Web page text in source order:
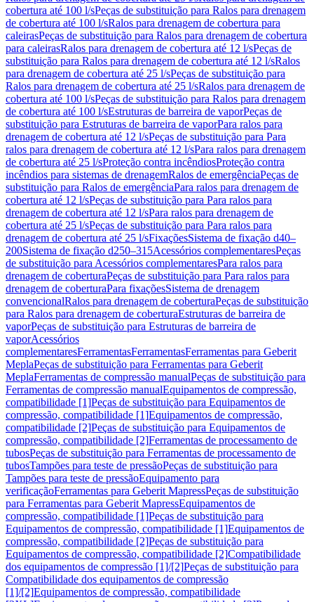
cobertura até 100 l/sPeças de substituição para Ralos para drenagem
de cobertura até 100 l/sRalos para drenagem de cobertura para
caleirasPeças de substituição para Ralos para drenagem de cobertura
para caleirasRalos para drenagem de cobertura até 12 l/sPeças de
substituição para Ralos para drenagem de cobertura até 12 l/sRalos
para drenagem de cobertura até 25 l/sPeças de substituição para
Ralos para drenagem de cobertura até 25 l/sRalos para drenagem de
cobertura até 100 l/sPeças de substituição para Ralos para drenagem
de cobertura até 100 l/sEstruturas de barreira de vaporPeças de
substituição para Estruturas de barreira de vaporPara ralos para
drenagem de cobertura até 12 l/sPeças de substituição para Para
ralos para drenagem de cobertura até 12 l/sPara ralos para drenagem
de cobertura até 25 l/sProteção contra incêndiosProteção contra
incêndios para sistemas de drenagemRalos de emergênciaPeças de
substituição para Ralos de emergênciaPara ralos para drenagem de
cobertura até 12 l/sPeças de substituição para Para ralos para
drenagem de cobertura até 12 l/sPara ralos para drenagem de
cobertura até 25 l/sPeças de substituição para Para ralos para
drenagem de cobertura até 25 l/sFixaçõesSistema de fixação d40–
200Sistema de fixação d250–315Acessórios complementaresPeças
de substituição para Acessórios complementaresPara ralos para
drenagem de coberturaPeças de substituição para Para ralos para
drenagem de coberturaPara fixaçõesSistema de drenagem
convencionalRalos para drenagem de coberturaPeças de substituição
para Ralos para drenagem de coberturaEstruturas de barreira de
vaporPeças de substituição para Estruturas de barreira de
vaporAcessórios
complementaresFerramentasFerramentasFerramentas para Geberit
MeplaPeças de substituição para Ferramentas para Geberit
MeplaFerramentas de compressão manualPeças de substituição para
Ferramentas de compressão manualEquipamentos de compressão,
compatibilidade [1]Peças de substituição para Equipamentos de
compressão, compatibilidade [1]Equipamentos de compressão,
compatibilidade [2]Peças de substituição para Equipamentos de
compressão, compatibilidade [2]Ferramentas de processamento de
tubosPeças de substituição para Ferramentas de processamento de
tubosTampões para teste de pressãoPeças de substituição para
Tampões para teste de pressãoEquipamento para
verificaçãoFerramentas para Geberit MapressPeças de substituição
para Ferramentas para Geberit MapressEquipamentos de
compressão, compatibilidade [1]Peças de substituição para
Equipamentos de compressão, compatibilidade [1]Equipamentos de
compressão, compatibilidade [2]Peças de substituição para
Equipamentos de compressão, compatibilidade [2]Compatibilidade
dos equipamentos de compressão [1]/[2]Peças de substituição para
Compatibilidade dos equipamentos de compressão
[1]/[2]Equipamentos de compressão, compatibilidade